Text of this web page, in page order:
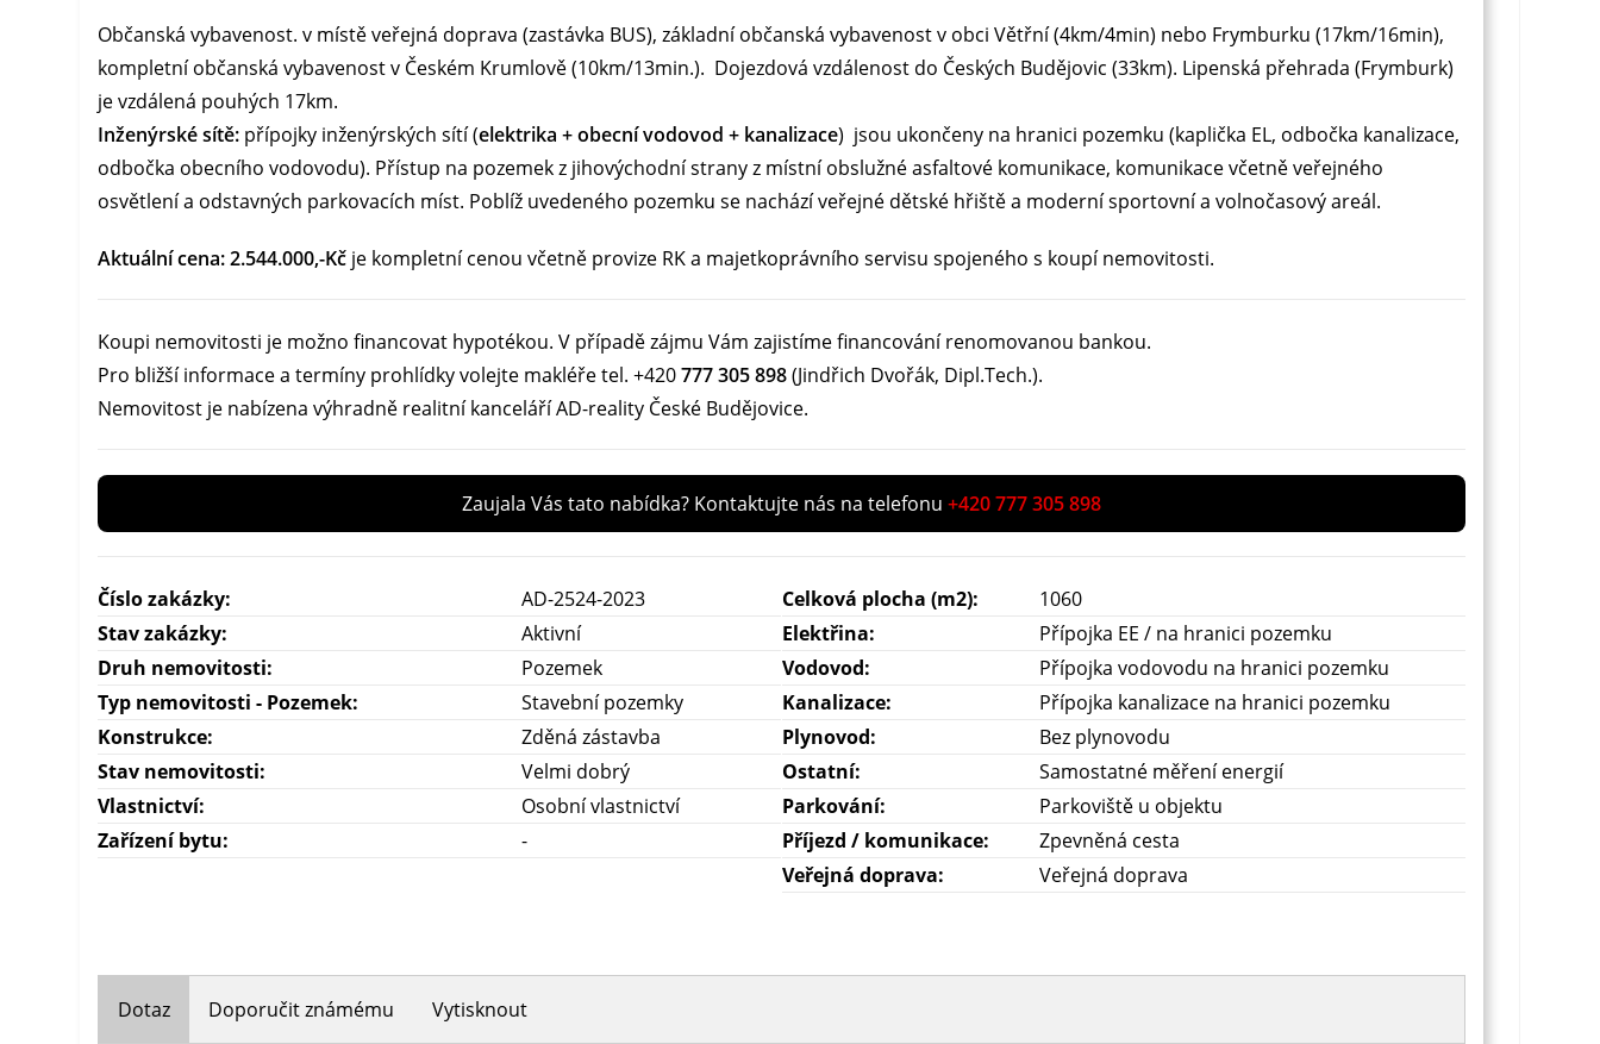
Občanská vybavenost. v místě veřejná doprava (zastávka BUS), základní občanská vybavenost v obci Větřní (4km/4min) nebo Frymburku (17km/16min),
kompletní občanská vybavenost v Českém Krumlově (10km/13min.). Dojezdová vzdálenost do Českých Budějovic (33km). Lipenská přehrada (Frymburk)
je vzdálená pouhých 17km.
Inženýrské sítě: přípojky inženýrských sítí (elektrika + obecní vodovod + kanalizace) jsou ukončeny na hranici pozemku (kaplička EL, odbočka kanalizace,
odbočka obecního vodovodu). Přístup na pozemek z jihovýchodní strany z místní obslužné asfaltové komunikace, komunikace včetně veřejného
osvětlení a odstavných parkovacích míst. Poblíž uvedeného pozemku se nachází veřejné dětské hřiště a moderní sportovní a volnočasový areál.
Aktuální cena: 2.544.000,-Kč je kompletní cenou včetně provize RK a majetkoprávního servisu spojeného s koupí nemovitosti.
Koupi nemovitosti je možno financovat hypotékou. V případě zájmu Vám zajistíme financování renomovanou bankou.
Pro bližší informace a termíny prohlídky volejte makléře tel. +420777 305 898(Jindřich Dvořák, Dipl.Tech.).
Nemovitost je nabízena výhradně realitní kanceláří AD-reality České Budějovice.
Zaujala Vás tato nabídka? Kontaktujte nás na telefonu +420 777 305 898
Číslo zakázky:
AD-2524-2023
Stav zakázky:
Aktivní
Druh nemovitosti:
Pozemek
Typ nemovitosti - Pozemek:
Stavební pozemky
Konstrukce:
Zděná zástavba
Stav nemovitosti:
Velmi dobrý
Vlastnictví:
Osobní vlastnictví
Zařízení bytu:
-
Celková plocha (m2):
1060
Elektřina:
Přípojka EE / na hranici pozemku
Vodovod:
Přípojka vodovodu na hranici pozemku
Kanalizace:
Přípojka kanalizace na hranici pozemku
Plynovod:
Bez plynovodu
Ostatní:
Samostatné měření energií
Parkování:
Parkoviště u objektu
Příjezd / komunikace:
Zpevněná cesta
Veřejná doprava:
Veřejná doprava
Dotaz Doporučit známému Vytisknout